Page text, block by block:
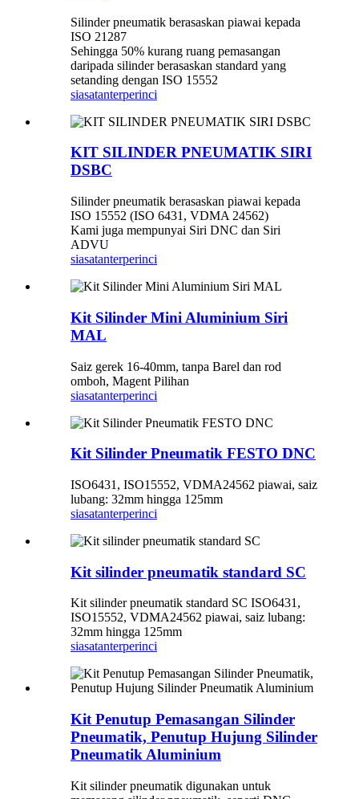
Silinder pneumatik berasaskan piawai kepada
ISO 21287
Sehingga 50% kurang ruang pemasangan
daripada silinder berasaskan standard yang
setanding dengan ISO 15552
siasatanterperinci
KIT SILINDER PNEUMATIK SIRI
DSBC
Silinder pneumatik berasaskan piawai kepada
ISO 15552 (ISO 6431, VDMA 24562)
Kami juga mempunyai Siri DNC dan Siri
ADVU
siasatanterperinci
Kit Silinder Mini Aluminium Siri
MAL
Saiz gerek 16-40mm, tanpa Barel dan rod
omboh, Magent Pilihan
siasatanterperinci
Kit Silinder Pneumatik FESTO DNC
ISO6431, ISO15552, VDMA24562 piawai, saiz
lubang: 32mm hingga 125mm
siasatanterperinci
Kit silinder pneumatik standard SC
Kit silinder pneumatik standard SC ISO6431,
ISO15552, VDMA24562 piawai, saiz lubang:
32mm hingga 125mm
siasatanterperinci
Kit Penutup Pemasangan Silinder
Pneumatik, Penutup Hujung Silinder
Pneumatik Aluminium
Kit silinder pneumatik digunakan untuk